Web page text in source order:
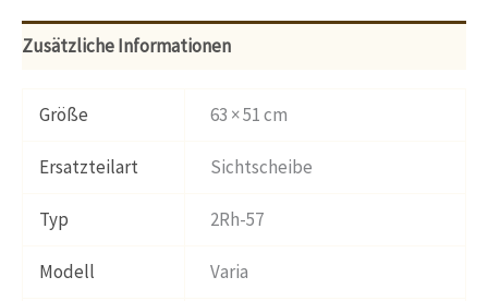
Zusätzliche Informationen
Größe 63 × 51 cm
Ersatzteilart Sichtscheibe
Typ 2Rh-57
Modell Varia